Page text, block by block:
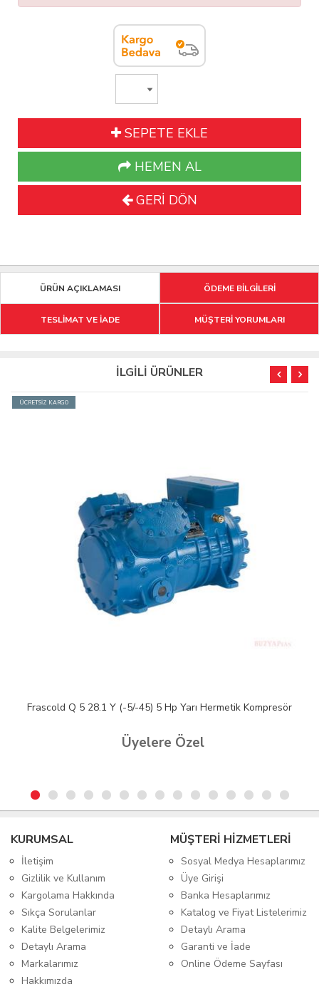
SEPETE EKLE
HEMEN AL
GERİ DÖN
ÜRÜN AÇIKLAMASI ÖDEME BİLGİLERİ
TESLİMAT VE İADE MÜŞTERİ YORUMLARI
İLGİLİ ÜRÜNLER
ÜCRETSİZ KARGO
Frascold Q 5 28.1 Y (-5/-45) 5 Hp Yarı Hermetik Kompresör
Üyelere Özel
KURUMSAL
İletişim
Gizlilik ve Kullanım
Kargolama Hakkında
Sıkça Sorulanlar
Kalite Belgelerimiz
Detaylı Arama
Markalarımız
Hakkımızda
MÜŞTERİ HİZMETLERİ
Sosyal Medya Hesaplarımız
Üye Girişi
Banka Hesaplarımız
Katalog ve Fiyat Listelerimiz
Detaylı Arama
Garanti ve İade
Online Ödeme Sayfası